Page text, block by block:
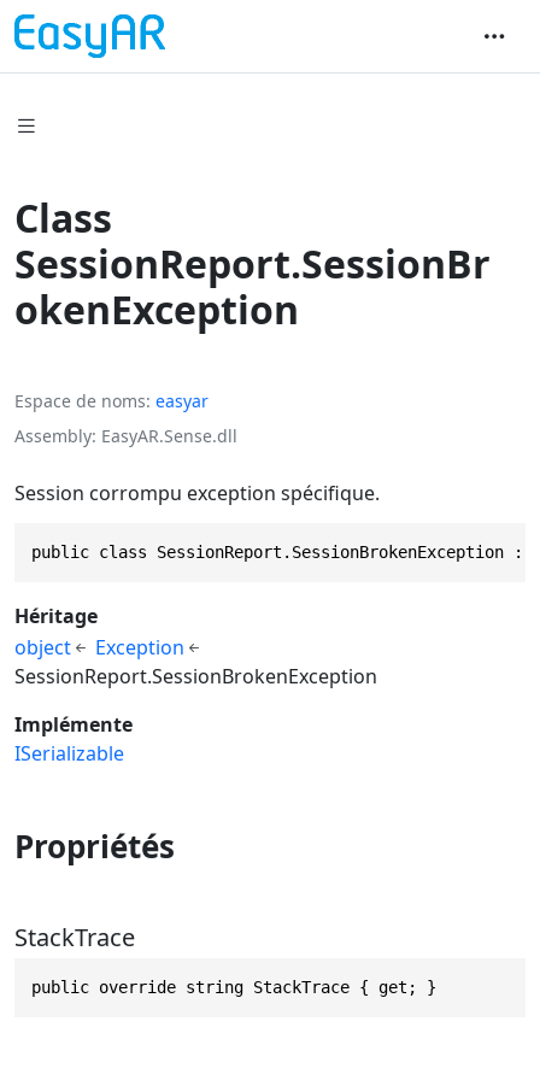
Class
SessionReport.SessionBr
okenException
Espace de noms easyar
Assembly EasyAR.Sense.dll
Session corrompu exception spécifique.
public class SessionReport.SessionBrokenException
Héritage
object
Exception
SessionReport.SessionBrokenException
Implémente
ISerializable
Propriétés
StackTrace
public override string StackTrace { get; }